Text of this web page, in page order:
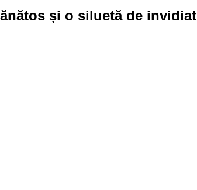
și o siluetă de invidiat